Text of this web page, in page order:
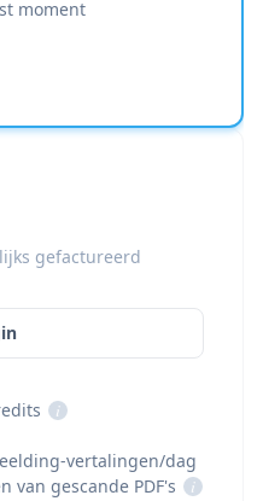
moment
gefactureerd
i
vertalingen/dag
van gescande PDF's
i